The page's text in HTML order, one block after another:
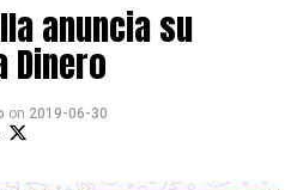
anuncia su
Dinero
on 2019-06-30